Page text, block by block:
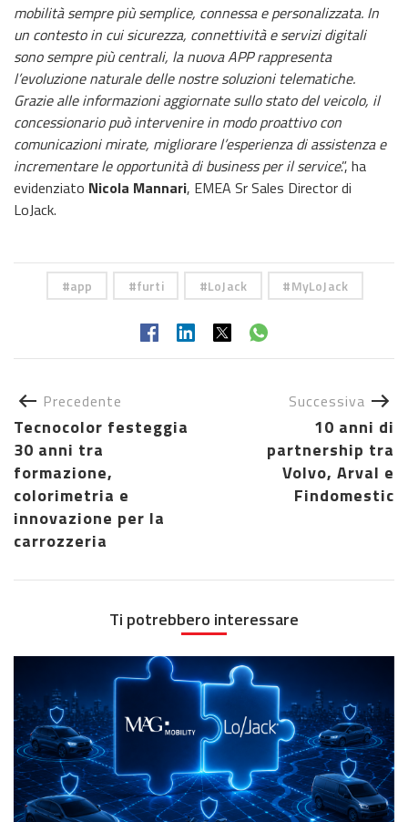
mobilità sempre più semplice, connessa e personalizzata. In
un contesto in cui sicurezza, connettività e servizi digitali
sono sempre più centrali, la nuova APP rappresenta
l’evoluzione naturale delle nostre soluzioni telematiche.
Grazie alle informazioni aggiornate sullo stato del veicolo, il
concessionario può intervenire in modo proattivo con
comunicazioni mirate, migliorare l’esperienza di assistenza e
incrementare le opportunità di business per il service.”, ha
evidenziato Nicola Mannari, EMEA Sr Sales Director di
LoJack.
app furti LoJack MyLoJack
Precedente
Tecnocolor festeggia
30 anni tra
formazione,
colorimetria e
innovazione per la
carrozzeria
Successiva
10 anni di
partnership tra
Volvo, Arval e
Findomestic
Ti potrebbero interessare